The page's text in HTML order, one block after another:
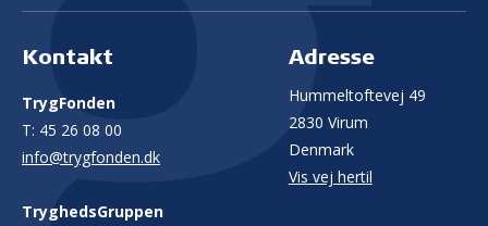
Kontakt
TrygFonden
T: 45 26 08 00
info@trygfonden.dk
TryghedsGruppen
Adresse
Hummeltoftevej 49
2830 Virum
Denmark
Vis vej hertil